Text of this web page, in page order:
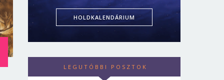
HOLDKALENDÁRIUM
LEGUTÓBBI POSZTOK